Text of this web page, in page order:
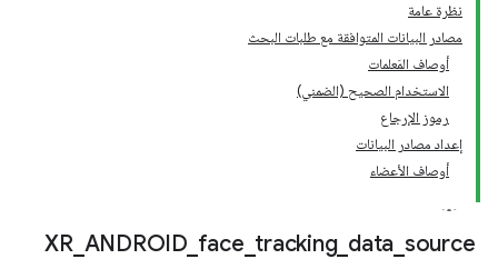
نظرة عامة
مصادر البيانات المتوافقة مع طلبات البحث
أوصاف المَعلمات
الاستخدام الصحيح (الضمني)
رموز الإرجاع
إعداد مصادر البيانات
أوصاف الأعضاء
_ ANDROID_ face tracking_ data source